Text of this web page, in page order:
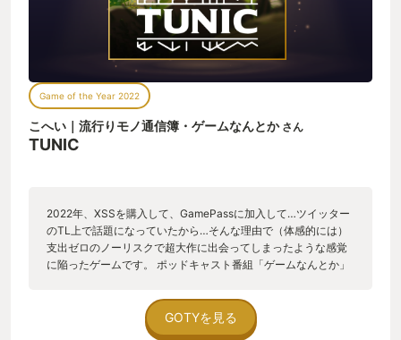
Game of the Year 2022
こへい｜流行りモノ通信簿・ゲームなんとかさん
TUNIC
2022年、XSSを購入して、GamePassに加入して…ツイッター
のTL上で話題になっていたから…そんな理由で（体感的には）
支出ゼロのノーリスクで超大作に出会ってしまったような感覚
に陥ったゲームです。 ポッドキャスト番組「ゲームなんとか」
体験ができた非常に良いゲームです。個人的GOTYとしては
ELDENRINGと争う形となりましたが、プレイ時間もコンパクト
に、ちょっとした気づきで広がる世界、自分の手でナゾを解い
GOTYを見る